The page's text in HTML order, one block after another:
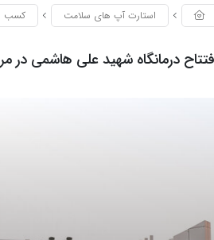
استارت آپ های سلامت کسب و
درمانگاه شهید علی هاشمی در